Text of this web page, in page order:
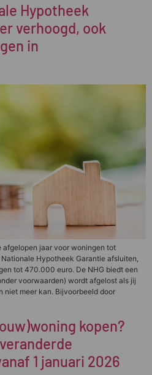
Hypotheek
verhoogd, ook
in
afgelopen jaar voor woningen tot
Hypotheek Garantie afsluiten,
tot 470.000 euro. De NHG biedt een
voorwaarden) wordt afgelost als jij
niet meer kan. Bijvoorbeeld door
kopen?
1 januari 2026